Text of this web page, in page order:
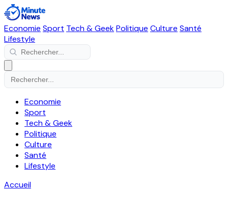
Economie Sport Tech & GeekPolitique Culture Santé
Lifestyle
Economie
Sport
Tech & Geek
Politique
Culture
Santé
Lifestyle
Accueil